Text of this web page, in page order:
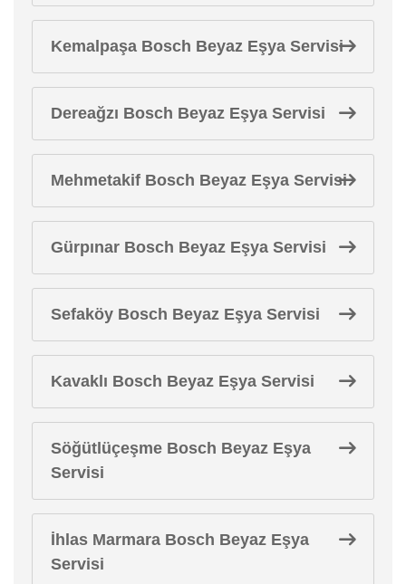
Kemalpaşa Bosch Beyaz Eşya Servisi
Dereağzı Bosch Beyaz Eşya Servisi
Mehmetakif Bosch Beyaz Eşya Servisi
Gürpınar Bosch Beyaz Eşya Servisi
Sefaköy Bosch Beyaz Eşya Servisi
Kavaklı Bosch Beyaz Eşya Servisi
Söğütlüçeşme Bosch Beyaz Eşya
Servisi
İhlas Marmara Bosch Beyaz Eşya
Servisi